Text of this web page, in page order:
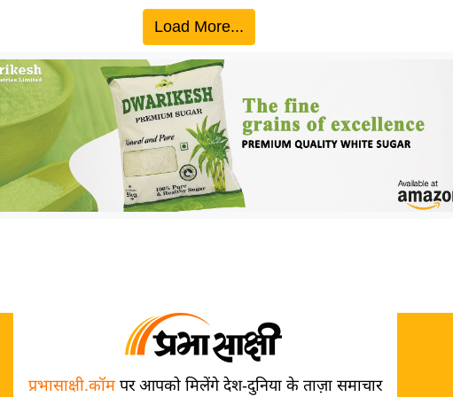
Load More...
प्रभासाक्षी.कॉमपर आपको मिलेंगे देश-दुनिया के ताज़ा समाचार